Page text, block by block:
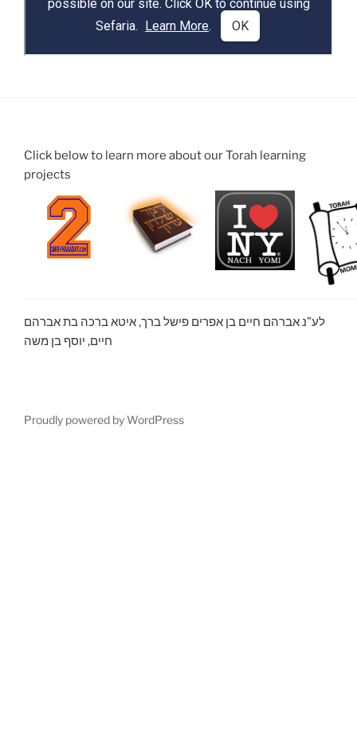
Click below to learn more about our Torah learning
projects
לע”נ אברהם חיים בן אפרים פישל ברך, איטא ברכה בת אברהם
חיים, יוסף בן משה
Proudly powered by WordPress